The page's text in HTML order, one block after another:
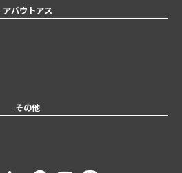
アバウトアス
その他